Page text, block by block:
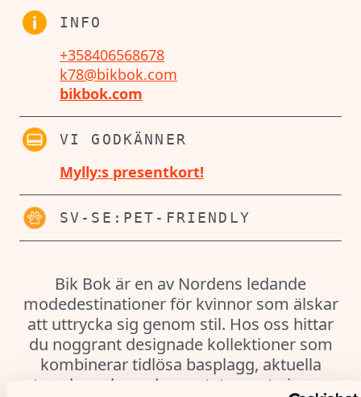
INFO
+358406568678
k78@bikbok.com
bikbok.com
VI GODKÄNNER
Mylly:s presentkort!
SV-SE:PET-FRIENDLY
Bik Bok är en av Nordens ledande
modedestinationer för kvinnor som älskar
att uttrycka sig genom stil. Hos oss hittar
du noggrant designade kollektioner som
kombinerar tidlösa basplagg, aktuella
trender och moderna statement pieces.